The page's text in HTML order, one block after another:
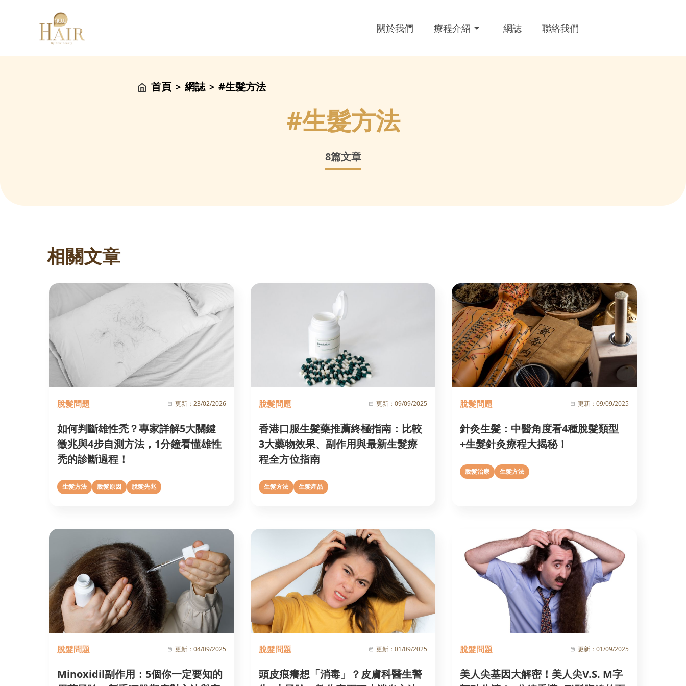
關於我們 療程介紹 網誌 聯絡我們
首頁 > 網誌 > #生髮方法
#生髮方法
8篇文章
相關文章
脫髮問題 更新： 23/02/2026
如何判斷雄性禿？專家詳解5大關鍵
徵兆與4步自測方法，1分鐘看懂雄性
禿的診斷過程！
生髮方法 脫髮原因 脫髮先兆
脫髮問題 更新：09/09/2025
香港口服生髮藥推薦終極指南：比較
3大藥物效果、副作用與最新生髮療
程全方位指南
生髮方法 生髮產品
脫髮問題 更新： 09/09/2025
針灸生髮：中醫角度看4種脫髮類型
+生髮針灸療程大揭秘！
脫髮治療 生髮方法
脫髮問題 更新： 04/09/2025
Minoxidil副作用：5個你一定要知的
脫髮問題 更新：01/09/2025
頭皮痕癢想「消毒」？皮膚科醫生警
脫髮問題 更新： 01/09/2025
美人尖基因大解密！美人尖V.S. M字